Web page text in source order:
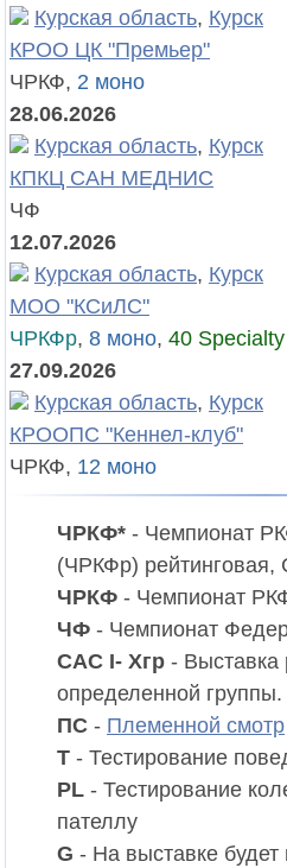
Курская область, Курск
КРОО ЦК "Премьер"
ЧРКФ, 2 моно
28.06.2026
Курская область, Курск
КПКЦ САН МЕДНИС
ЧФ
12.07.2026
Курская область, Курск
МОО "КСиЛС"
ЧРКФр, 8 моно, 40 Specialty
27.09.2026
Курская область, Курск
КРООПС "Кеннел-клуб"
ЧРКФ, 12 моно
ЧРКФ* - Чемпионат
(ЧРКФр) рейтинговая,
ЧРКФ - Чемпионат
ЧФ - Чемпионат
CAC I- Xгр - Выставка
определенной группы.
ПС - Племенной смотр
T - Тестирование
PL - Тестирование
пателлу
G - На выставке будет